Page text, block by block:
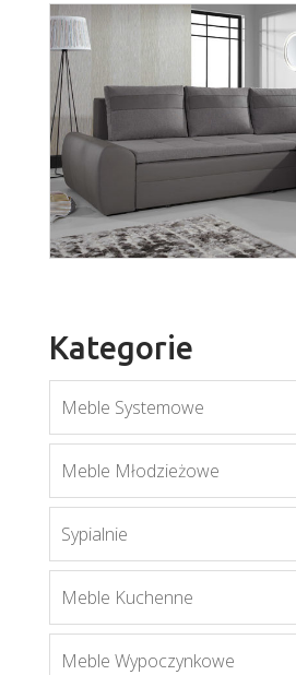
Boss
Rafał
Więcej
Kategorie
Meble Systemowe
Meble Młodzieżowe
Sypialnie
Meble Kuchenne
Meble Wypoczynkowe